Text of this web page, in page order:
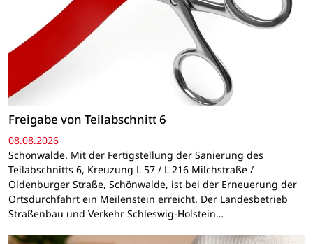
Freigabe von Teilabschnitt 6
08.08.2026
Schönwalde. Mit der Fertigstellung der Sanierung des
Teilabschnitts 6, Kreuzung L 57 / L 216 Milchstraße /
Oldenburger Straße, Schönwalde, ist bei der Erneuerung der
Ortsdurchfahrt ein Meilenstein erreicht. Der Landesbetrieb
Straßenbau und Verkehr Schleswig-Holstein…